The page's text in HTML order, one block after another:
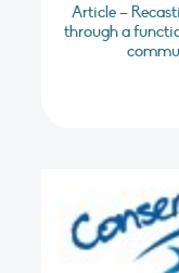
Article –
through a